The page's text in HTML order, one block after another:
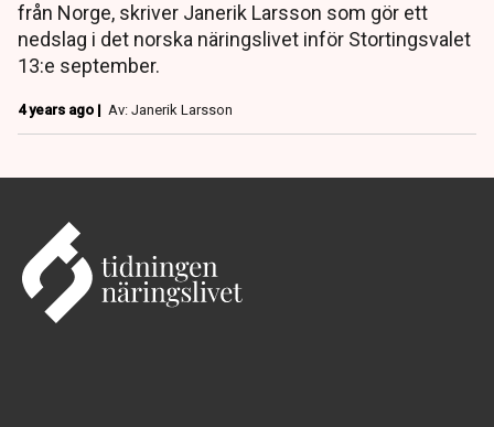
från Norge, skriver Janerik Larsson som gör ett
nedslag i det norska näringslivet inför Stortingsvalet
13:e september.
4 years ago | Av: Janerik Larsson